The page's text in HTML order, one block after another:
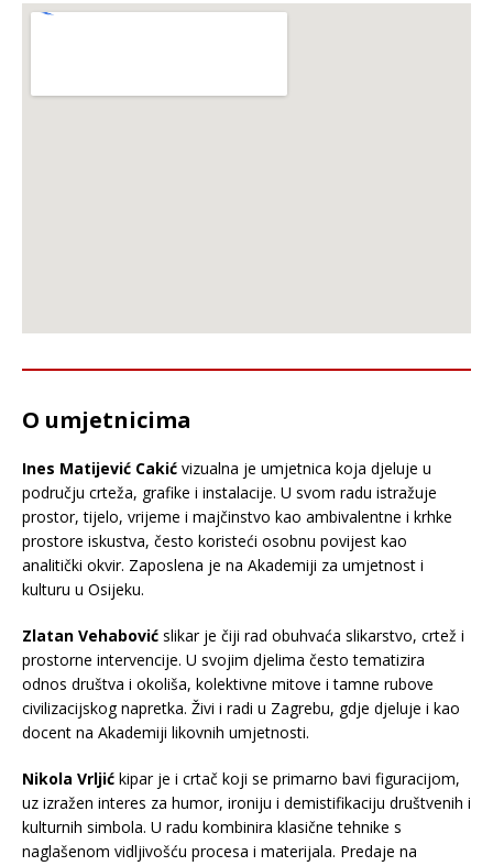
O umjetnicima
Ines Matijević Cakić vizualna je umjetnica koja djeluje u
području crteža, grafike i instalacije. U svom radu istražuje
prostor, tijelo, vrijeme i majčinstvo kao ambivalentne i krhke
prostore iskustva, često koristeći osobnu povijest kao
analitički okvir. Zaposlena je na Akademiji za umjetnost i
kulturu u Osijeku.
Zlatan Vehabović slikar je čiji rad obuhvaća slikarstvo, crtež i
prostorne intervencije. U svojim djelima često tematizira
odnos društva i okoliša, kolektivne mitove i tamne rubove
civilizacijskog napretka. Živi i radi u Zagrebu, gdje djeluje i kao
docent na Akademiji likovnih umjetnosti.
Nikola Vrljić kipar je i crtač koji se primarno bavi figuracijom,
uz izražen interes za humor, ironiju i demistifikaciju društvenih i
kulturnih simbola. U radu kombinira klasične tehnike s
naglašenom vidljivošću procesa i materijala. Predaje na